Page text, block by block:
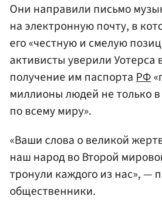
Они направили письмо
на электронную почту, в
его «честную и смелую
активисты уверили Уотерса
получение им паспортаРФ
миллионы людей не только
по всему миру».
«Ваши слова о великой
наш народ во Второй
тронули каждого из нас», —
общественники.